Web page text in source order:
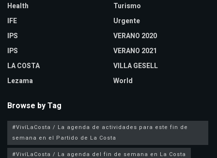
Health
IFE
IPS
IPS
LA COSTA
Lezama
Turismo
Urgente
VERANO 2020
VERANO 2021
VILLA GESELL
World
Browse by Tag
#VivíLaCosta / La agenda de actividades para este fin de
semana en el Partido de La Costa
#VivíLaCosta / La agenda del fin de semana en La Costa